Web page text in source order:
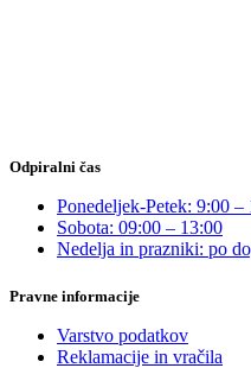
Odpiralni čas
Ponedeljek-Petek: 9:00 –
Sobota: 09:00 – 13:00
Nedelja in prazniki: po
Pravne informacije
Varstvo podatkov
Reklamacije in vračila